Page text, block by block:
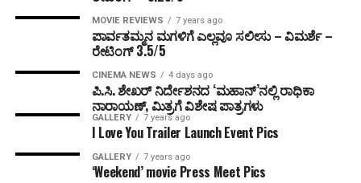
MOVIE REVIEWS 7 years ago
ಪಾರ್ವತಮ್ಮನ ಮಗಳಿಗೆ ಎಲ್ಲವೂ ಸಲೀಸು – ವಿಮರ್ಶೆ –
ರೇಟಿಂಗ್ 3.5/5
CINEMA NEWS 4 days ago
ಪಿ.ಸಿ. ಶೇಖರ್ ನಿರ್ದೇಶನದ ‘ಮಹಾನ್’ನಲ್ಲಿ ರಾಧಿಕಾ
ನಾರಾಯಣ್, ಮಿತ್ರಗೆ ವಿಶೇಷ ಪಾತ್ರಗಳು
GALLERY 7 years ago
I Love You Trailer Launch Event Pics
GALLERY 7 years ago
‘Weekend’ movie Press Meet Pics